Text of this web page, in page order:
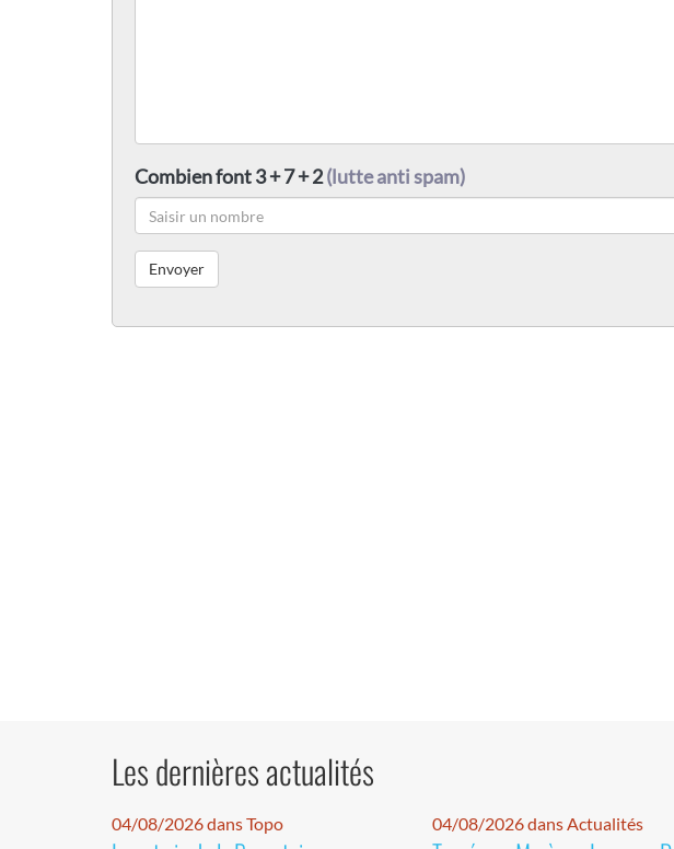
Combien font 3 + 7 + 2(lutte anti spam)
Les dernières actualités
04/08/2026 dans Topo 04/08/2026 dans Actualités